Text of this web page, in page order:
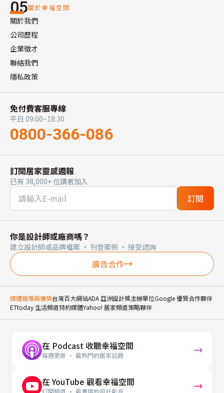
05關於幸福空間
關於我們
公司歷程
企業徵才
聯絡我們
隱私政策
免付費客服專線
平日 09:00~18:30
0800-366-086
訂閱居家靈感週報
已有 38,000+ 位讀者加入
訂閱
你是設計師或廠商嗎？
建立設計師或品牌檔案 · 刊登案例 · 接受諮詢
廣告合作
媒體報導與獲獎台灣百大網站ADA 亞洲設計獎主辦單位Google 優質合作夥伴
ETtoday 生活頻道特約媒體Yahoo! 居家頻道策略夥伴
在 Podcast 收聽幸福空間
每週更新 · 最熱門的居家話題
在 YouTube 觀看幸福空間